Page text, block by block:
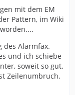
mit dem EM
Pattern, im Wiki
des Alarmfax.
und ich schiebe
soweit so gut.
Zeilenumbruch.